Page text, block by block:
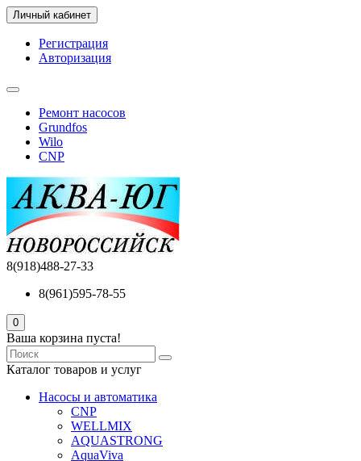
Личный кабинет
Регистрация
Авторизация
Ремонт насосов
Grundfos
Wilo
CNP
8(918)488-27-33
8(961)595-78-55
0
Ваша корзина пуста!
Каталог товаров и услуг
Насосы и автоматика
CNP
WELLMIX
AQUASTRONG
AquaViva